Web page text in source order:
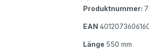
Produktnummer:
EAN
Länge 550 mm